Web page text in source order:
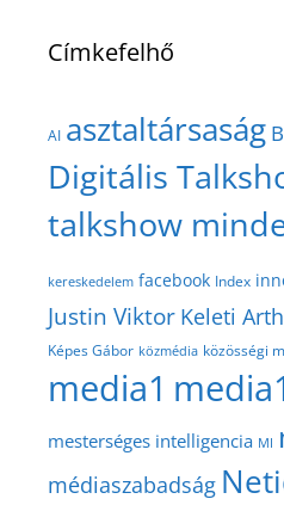
Címkefelhő
AI asztaltársaság
Digitális
talkshow
kereskedelem facebook Index
Justin Viktor Keleti
Képes Gábor közmédia közösségi
media1
mesterséges intelligencia MI
médiaszabadság